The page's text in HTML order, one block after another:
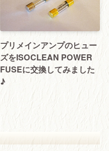
プリメインアンプのヒュー
ズをISOCLEAN POWER
FUSEに交換してみました
♪